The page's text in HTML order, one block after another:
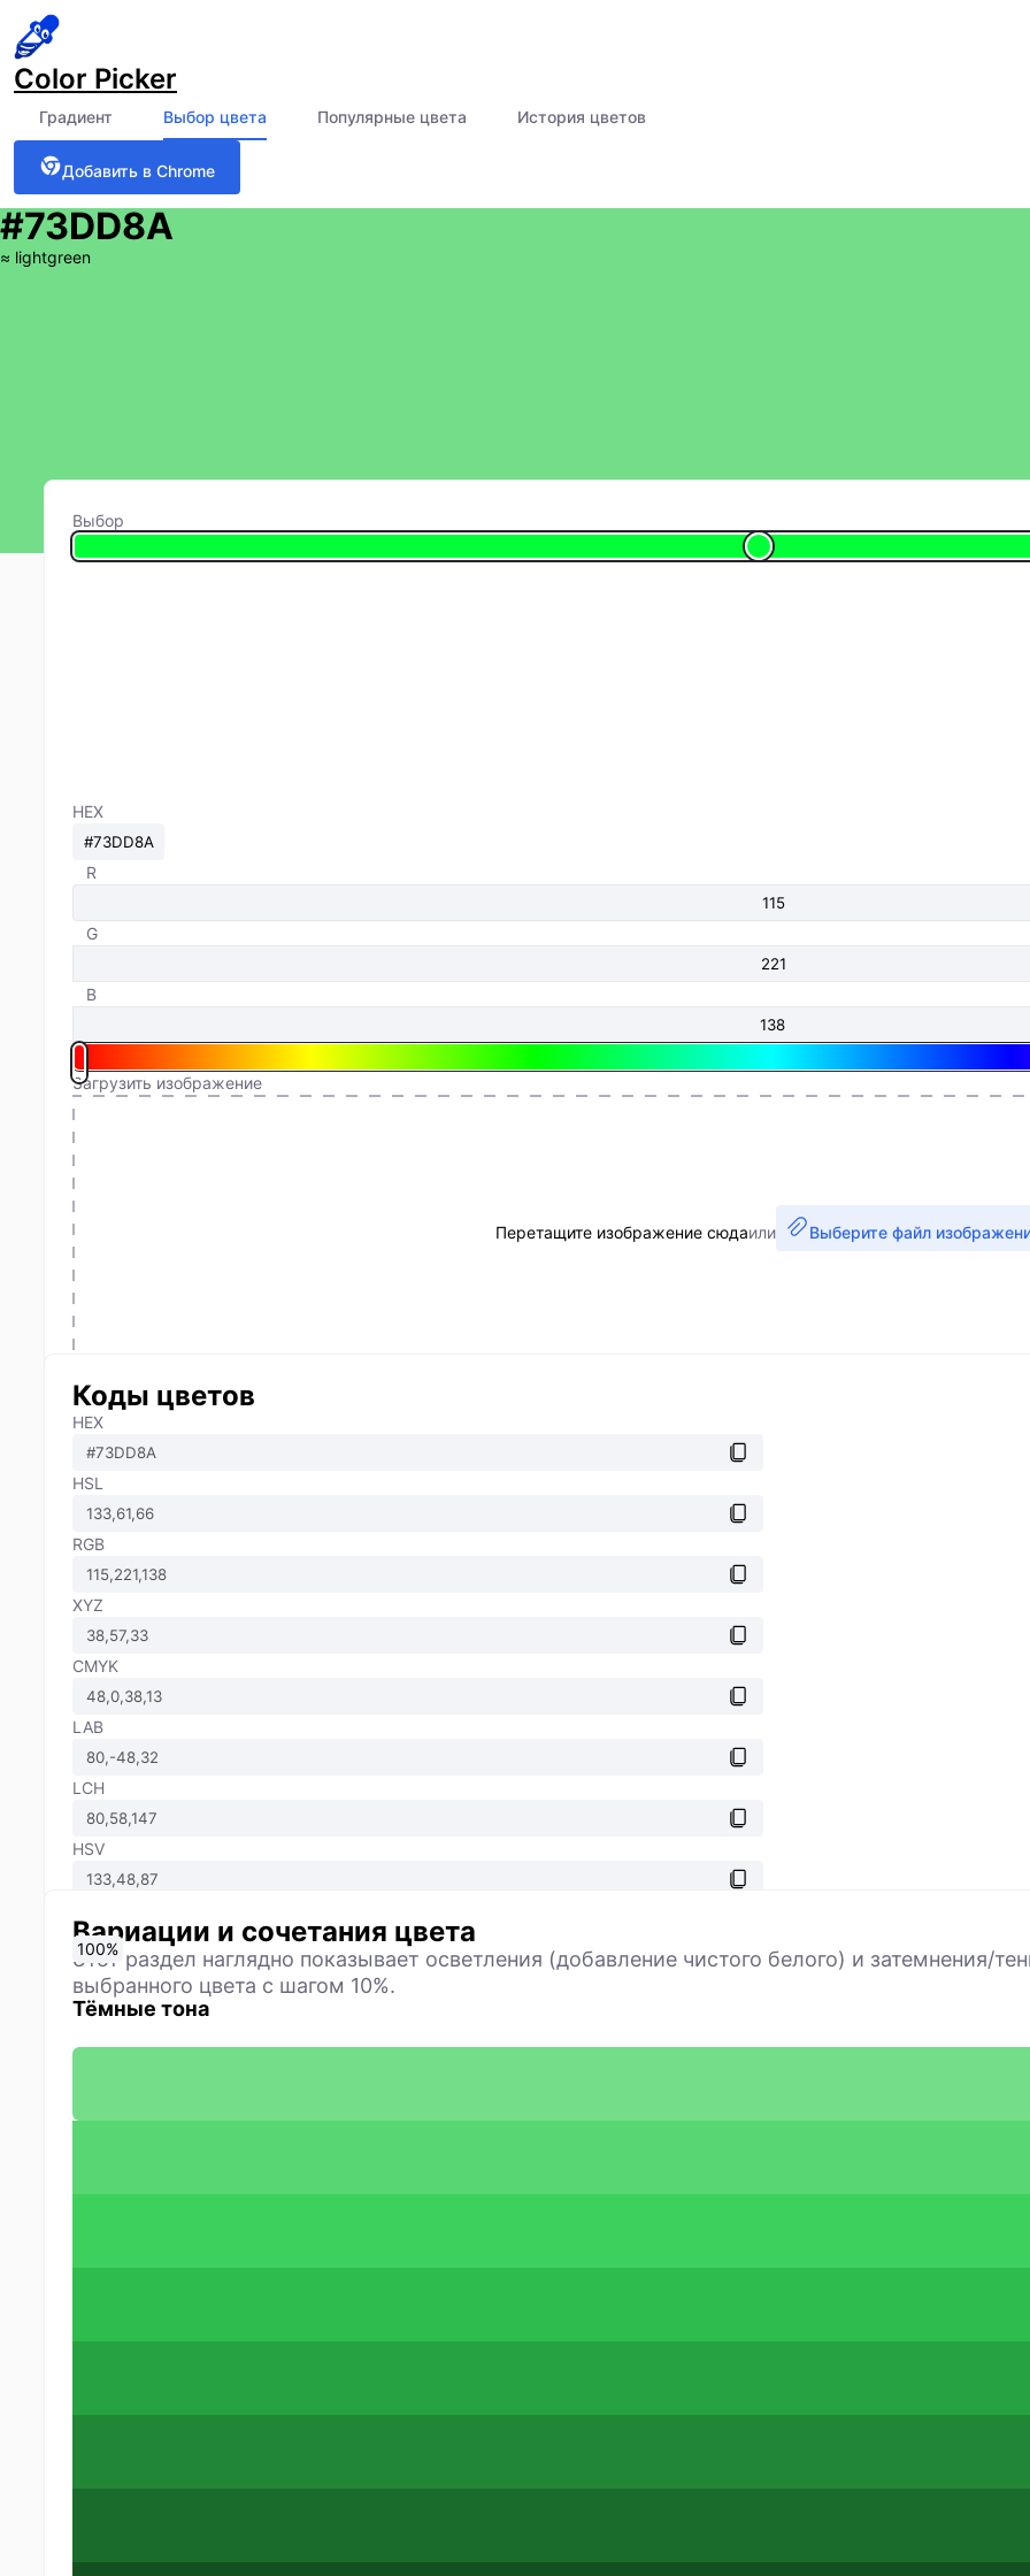
Color Picker
Градиент Выбор цвета Популярные цвета История цветов
Добавить в Chrome
#73DD8A
≈ lightgreen
Выбор
HEX
R
G
B
Загрузить изображение
Перетащите изображение сюдаили Выберите файл
Коды цветов
HEX
HSL
RGB
XYZ
CMYK
LAB
LCH
HSV
Вариации и сочетания цвета
Этот раздел наглядно показывает осветления (добавление чистого белого) и затемнения/
выбранного цвета с шагом 10%.
Тёмные тона
0%
10%
20%
30%
40%
50%
60%
70%
80%
90%
100%